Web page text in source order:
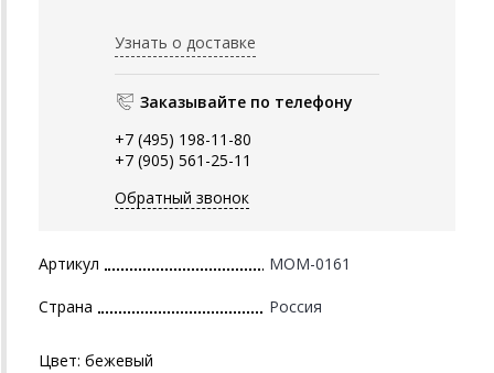
Узнать о доставке
Заказывайте по телефону
+7 (495) 198-11-80
+7 (905) 561-25-11
Обратный звонок
Артикул MOM-0161
Страна Россия
Цвет: бежевый